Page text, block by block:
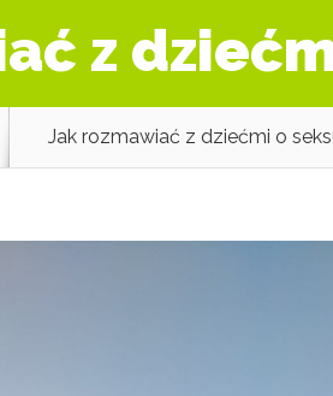
z
Jak rozmawiać z dziećmi o